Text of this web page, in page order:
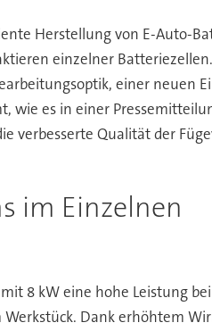
Herstellung von E-Auto-
einzelner
einer neuen
wie es in einer
verbesserte Qualität der
im Einzelnen
8 kW eine hohe Leistung
Dank erhöhtem